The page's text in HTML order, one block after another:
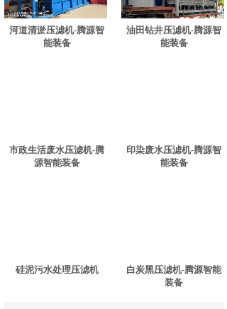
河道清淤压滤机-腾源智
能装备
油田钻井压滤机-腾源智
能装备
市政生活废水压滤机-腾
源智能装备
印染废水压滤机-腾源智
能装备
硅泥污水处理压滤机
白炭黑压滤机-腾源智能
装备